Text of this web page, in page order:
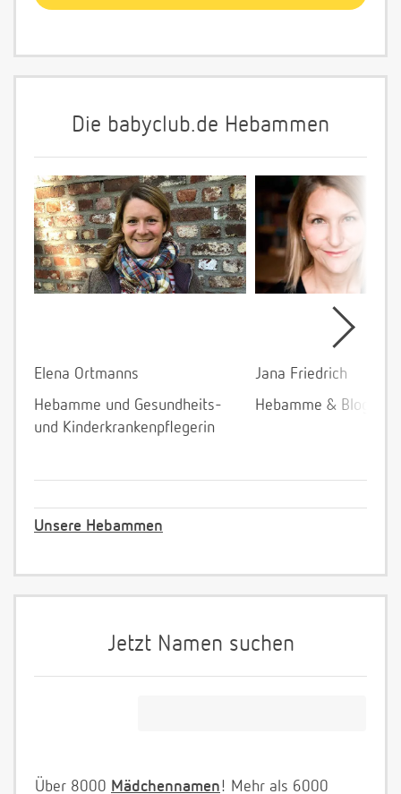
Die babyclub.de Hebammen
Elena Ortmanns
Hebamme und Gesundheits-
und Kinderkrankenpflegerin
Jana Friedrich
Hebamme &
Unsere Hebammen
Jetzt Namen suchen
Über 8000 Mädchennamen! Mehr als 6000